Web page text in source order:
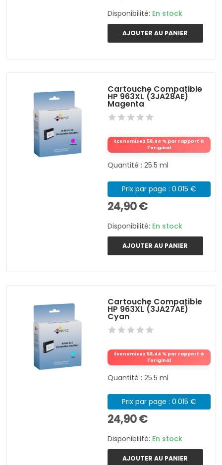
Disponibilité: En stock
AJOUTER AU PANIER
Cartouche Compatible
HP 963XL (3JA28AE)
Magenta
Économisez 58,44 % par rapport à
l'original
Quantité : 25.5 ml
Prix par page : 0.015 €
24,90 €
Disponibilité: En stock
AJOUTER AU PANIER
Cartouche Compatible
HP 963XL (3JA27AE)
Cyan
Économisez 58,44 % par rapport à
l'original
Quantité : 25.5 ml
Prix par page : 0.015 €
24,90 €
Disponibilité: En stock
AJOUTER AU PANIER